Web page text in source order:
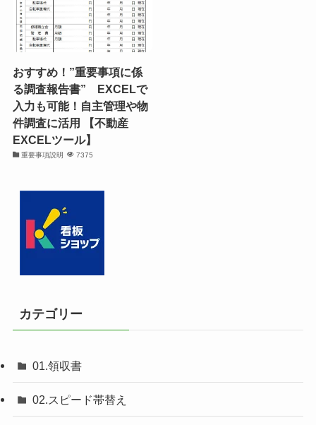
おすすめ！”重要事項に係
る調査報告書” EXCELで
入力も可能！自主管理や物
件調査に活用 【不動産
EXCELツール】
重要事項説明 7375
カテゴリー
01.領収書
02.スピード帯替え